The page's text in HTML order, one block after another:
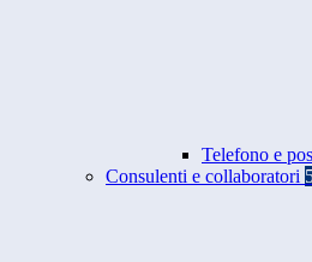
Telefono e
Consulenti e collaboratori